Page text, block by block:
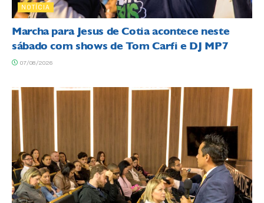
NOTÍCIA
Marcha para Jesus de Cotia acontece neste
sábado com shows de Tom Carfi e DJ MP7
07/08/2026